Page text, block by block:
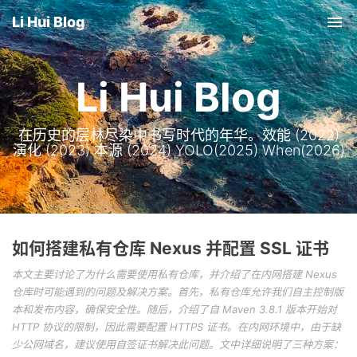
Li Hui Blog
Li Hui Blog
在历史的层林尽染中书写时代的年华。效能 (2022)
演化 (2023) 本源 (2024) YOLO(2025) When(2026)
如何搭建私有仓库 Nexus 并配置 SSL 证书
本文主要讨论了为什么需要使用私有仓库，并介绍了在内网搭建 Nexus
仓库时可能遇到的问题及解决方案。首先，私有仓库允许我们自主控制版
本和发布内容，确保安全性。随后，介绍了自 Maven 3.8.1 版本开始对
HTTP 协议的限制，因此需要配置 HTTPS 证书。在内网环境中，由于缺
少公网域名，建议使用自签证书解决此问题。文中详细说明了三种方案：